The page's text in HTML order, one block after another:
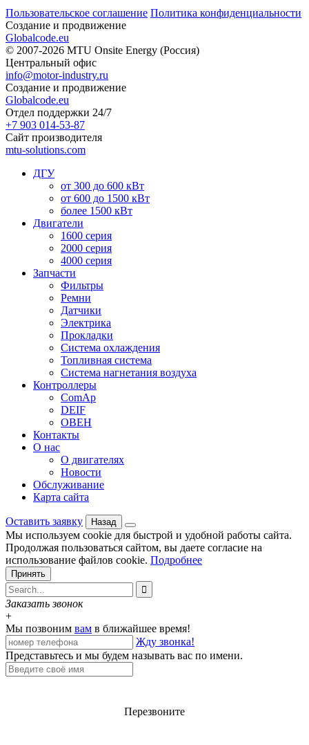
Пользовательское соглашение Политика конфиденциальности
Создание и продвижение
Globalcode.eu
© 2007-2026 MTU Onsite Energy (Россия)
Центральный офис
info@motor-industry.ru
Создание и продвижение
Globalcode.eu
Отдел поддержки 24/7
+7 903 014-53-87
Сайт производителя
mtu-solutions.com
ДГУ
от 300 до 600 кВт
от 600 до 1500 кВт
более 1500 кВт
Двигатели
1600 серия
2000 серия
4000 серия
Запчасти
Фильтры
Ремни
Датчики
Электрика
Прокладки
Система охлаждения
Топливная система
Система нагнетания воздуха
Контроллеры
ComAp
DEIF
ОВЕН
Контакты
О нас
О двигателях
Новости
Обслуживание
Карта сайта
Оставить заявку Назад
Мы используем cookie для быстрой и удобной работы сайта.
Продолжая пользоваться сайтом, вы даете согласие на
использование файлов cookie. Подробнее
Принять

Заказать звонок
+
Мы позвоним вам в ближайшее время!
Жду звонка!
Представьтесь и мы будем называть вас по имени.
Перезвоните